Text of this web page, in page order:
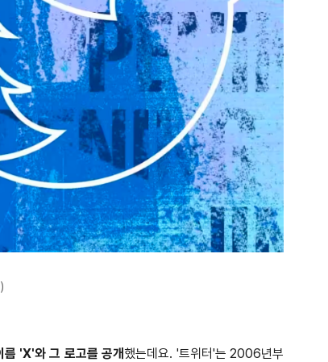
'X'와 그 로고를 공개했는데요. '트위터'는 2006년부